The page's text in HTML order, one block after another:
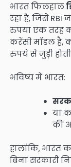
भारत फिलहाल
रहा है, जिसे RBI
रुपया एक तरह
करेंसी मॉडल है,
रुपये से जुड़ी होती
भविष्य में भारत:
या
की
हालांकि, भारत
बिना सरकारी